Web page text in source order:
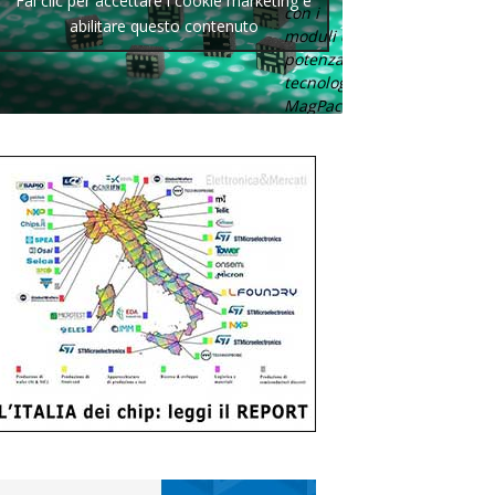
con i
moduli di
potenza con
tecnologia
MagPack.
abilitare questo contenuto